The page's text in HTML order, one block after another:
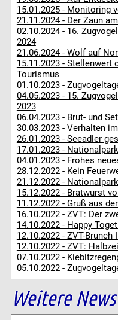
15.01.2025 - Monitoring
21.11.2024 - Der Zaun
02.10.2024 - 16.
2024
21.06.2024 - Wolf auf
15.11.2023 - Stellenwert
Tourismus
01.10.2023 -
04.05.2023 - 15.
2023
06.04.2023 - Brut- und
30.03.2023 - Verhalten
26.01.2023 - Seeadler
17.01.2023 -
04.01.2023 - Frohes
28.12.2022 - Kein
21.12.2022 -
15.12.2022 - Bratwurst
11.12.2022 - Gruß aus
16.10.2022 - ZVT: Der
14.10.2022 - Happy
12.10.2022 - ZVT-Brunch
12.10.2022 - ZVT:
07.10.2022 -
05.10.2022 -
Weitere News